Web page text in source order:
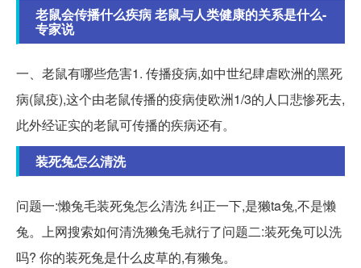
老鼠会传播什么疾病 老鼠与人类健康的关系是什么-
专家说
一、老鼠有哪些危害1. 传播疫病,如中世纪肆虐欧洲的黑死
病(鼠疫),这个由老鼠传播的疫病使欧洲1/3的人口悲惨死去,
此外经证实的老鼠可传播的疾病还有。
装死兔怎么清洗
问题一:懒兔毛装死兔怎么清洗 纠正一下,是獭ta兔,不是懒
兔。上网搜索如何清洗獭兔毛就行了问题二:装死兔可以洗
吗? 你的装死兔是什么皮草的,有獭兔。